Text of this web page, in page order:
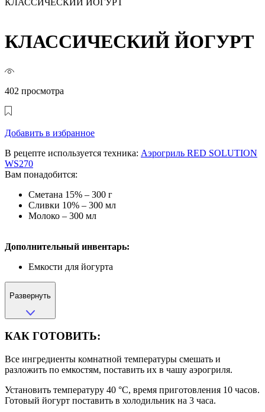
КЛАССИЧЕСКИЙ ЙОГУРТ
КЛАССИЧЕСКИЙ ЙОГУРТ
402 просмотра
Добавить в избранное
В рецепте используется техника: Аэрогриль RED SOLUTION
WS270
Вам понадобится:
Сметана 15% – 300 г
Сливки 10% – 300 мл
Молоко – 300 мл
Дополнительный инвентарь:
Емкости для йогурта
Развернуть
КАК ГОТОВИТЬ:
Все ингредиенты комнатной температуры смешать и
разложить по емкостям, поставить их в чашу аэрогриля.
Установить температуру 40 °С, время приготовления 10 часов.
Готовый йогурт поставить в холодильник на 3 часа.